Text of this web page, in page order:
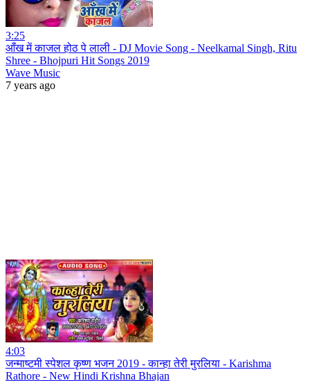
3:25
आँख में काजल होठ पे लाली - DJ Movie Song - Neelkamal Singh, Ritu
Shree - Bhojpuri Hit Songs 2019
Wave Music
7 years ago
4:03
जन्माष्टमी स्पेशल कृष्ण भजन 2019 - कान्हा तेरी मुरलिया - Karishma
Rathore - New Hindi Krishna Bhajan